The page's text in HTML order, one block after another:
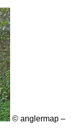
© anglermap –